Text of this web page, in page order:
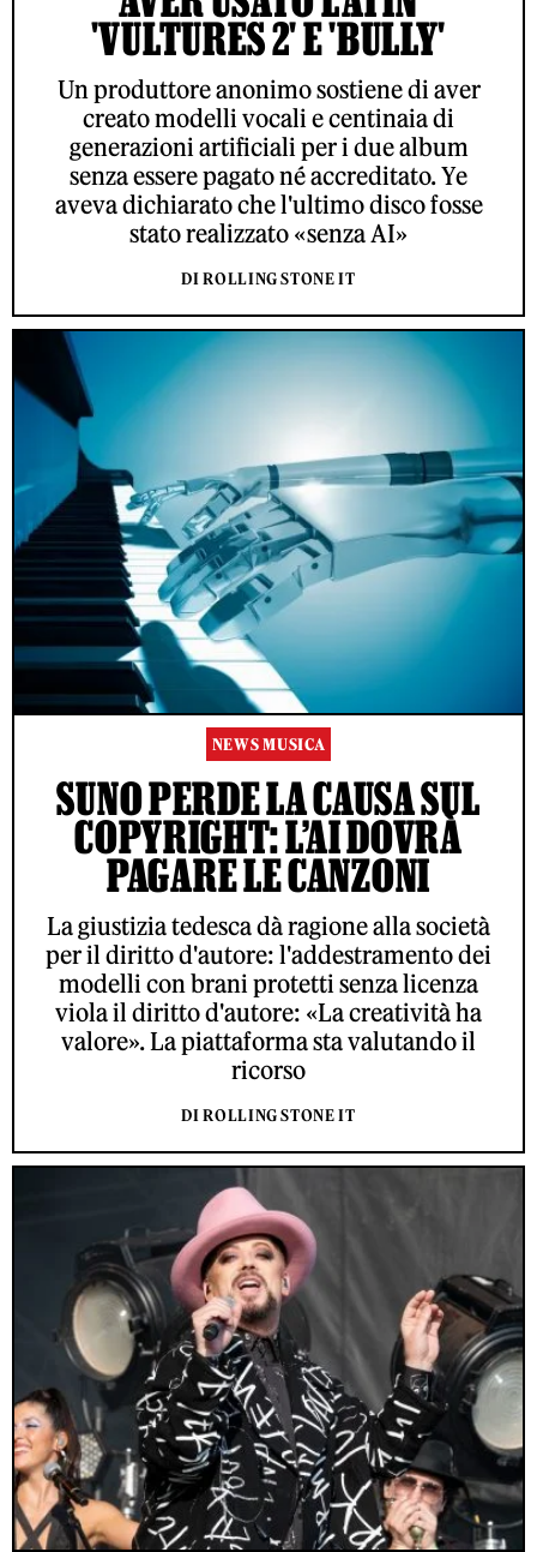
'VULTURES 2' E 'BULLY'
Un produttore anonimo sostiene di aver
creato modelli vocali e centinaia di
generazioni artificiali per i due album
senza essere pagato né accreditato. Ye
aveva dichiarato che l'ultimo disco fosse
stato realizzato «senza AI»
DI ROLLING STONE IT
NEWS MUSICA
SUNO PERDE LA CAUSA SUL
COPYRIGHT: L’AI DOVRÀ
PAGARE LE CANZONI
La giustizia tedesca dà ragione alla società
per il diritto d'autore: l'addestramento dei
modelli con brani protetti senza licenza
viola il diritto d'autore: «La creatività ha
valore». La piattaforma sta valutando il
ricorso
DI ROLLING STONE IT